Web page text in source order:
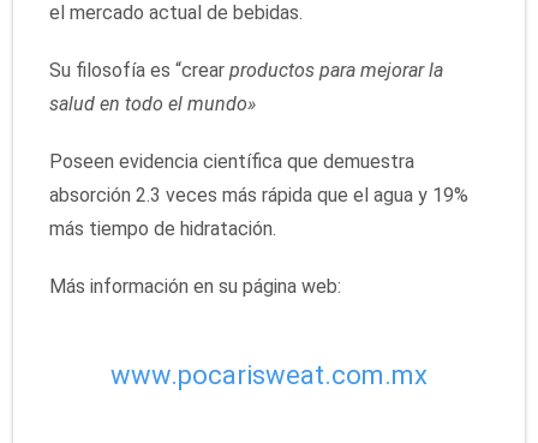
el mercado actual de bebidas.
Su filosofía es “crear productos para mejorar la
salud en todo el mundo»
Poseen evidencia científica que demuestra
absorción 2.3 veces más rápida que el agua y 19%
más tiempo de hidratación.
Más información en su página web:
www.pocarisweat.com.mx